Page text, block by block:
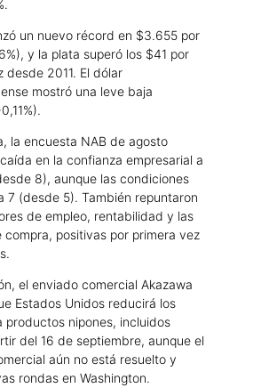
un nuevo récord en $3.655 por
y la plata superó los $41 por
desde 2011. El dólar
mostró una leve baja
la encuesta NAB de agosto
en la confianza empresarial a
8), aunque las condiciones
7 (desde 5). También repuntaron
de empleo, rentabilidad y las
compra, positivas por primera vez
el enviado comercial Akazawa
Estados Unidos reducirá los
productos nipones, incluidos
del 16 de septiembre, aunque el
aún no está resuelto y
rondas en Washington.